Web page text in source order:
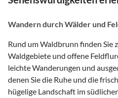
Wandern durch Wälder und
Rund um Waldbrunn finden Sie
Waldgebiete und offene
leichte Wanderungen und
denen Sie die Ruhe und die
hügelige Landschaft im